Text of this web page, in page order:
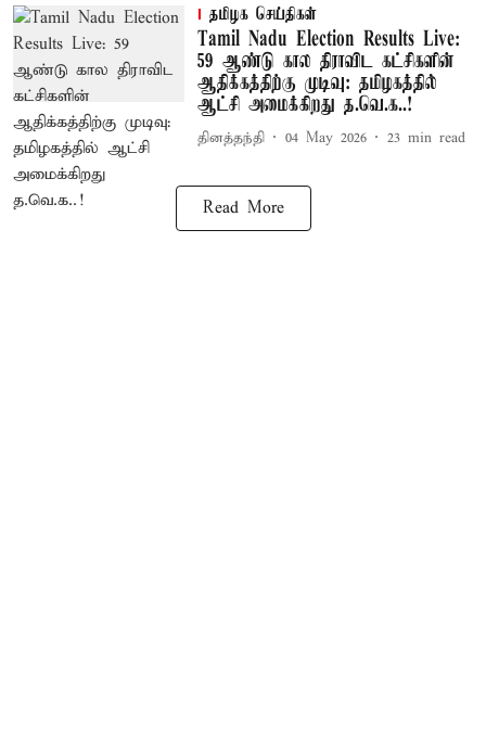
தமிழக செய்திகள்
Tamil Nadu Election Results Live:
59 ஆண்டு கால திராவிட கட்சிகளின்
ஆதிக்கத்திற்கு முடிவு: தமிழகத்தில்
ஆட்சி அமைக்கிறது த.வெ.க..!
தினத்தந்தி 04 May 2026 23 min read
Read More